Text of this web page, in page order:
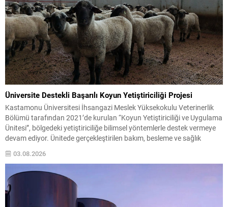
Üniversite Destekli Başarılı Koyun Yetiştiriciliği Projesi
Kastamonu Üniversitesi İhsangazi Meslek Yüksekokulu Veterinerlik
Bölümü tarafından 2021’de kurulan “Koyun Yetiştiriciliği ve Uygulama
Ünitesi”, bölgedeki yetiştiriciliğe bilimsel yöntemlerle destek vermeye
devam ediyor. Ünitede gerçekleştirilen bakım, besleme ve sağlık
artışlar gözlendi. Uygulanan yöntemlerle koyunların kızgınlık oranı
03.08.2026